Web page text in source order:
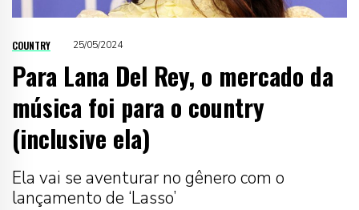
COUNTRY 25/05/2024
Para Lana Del Rey, o mercado da
música foi para o country
(inclusive ela)
Ela vai se aventurar no gênero com o
lançamento de ‘Lasso’